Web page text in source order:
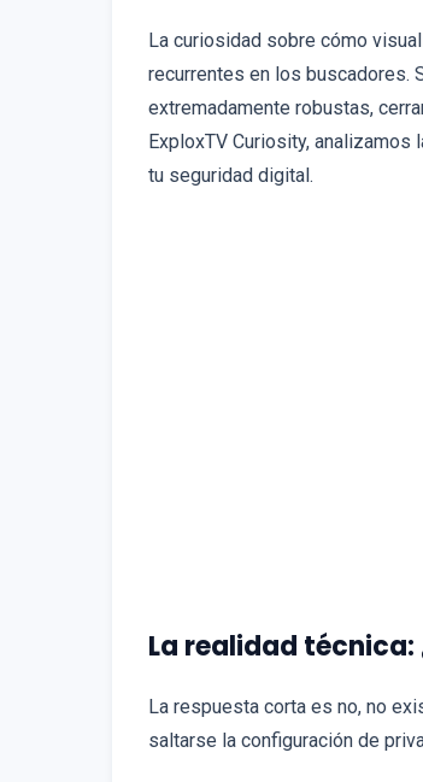
La curiosidad sobre cómo
recurrentes en los buscadores.
extremadamente robustas,
ExploxTV Curiosity,
tu seguridad digital.
La realidad técnica:
La respuesta corta es no, no
saltarse la configuración de